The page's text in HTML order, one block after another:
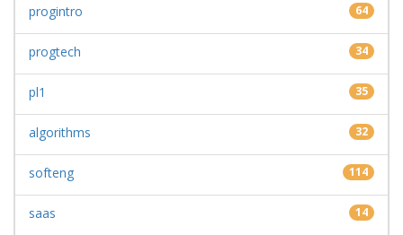
progintro 64
progtech 34
pl1 35
algorithms 32
softeng 114
saas 14